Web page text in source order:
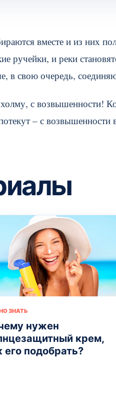
вместе и из них
ручейки, и реки
в свою очередь,
холму, с возвышенности!
– с возвышенности
ЗНАТЬ
нужен
крем,
его подобрать?